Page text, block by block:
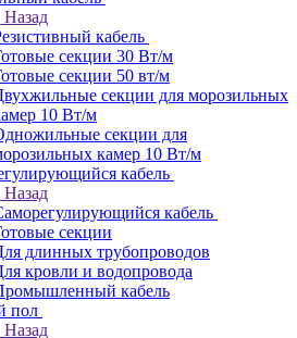
Назад
кабель
секции 30 Вт/м
секции 50 вт/м
секции для морозильных
10 Вт/м
секции для
камер 10 Вт/м
кабель
Назад
кабель
секции
длинных трубопроводов
кровли и водопровода
кабель
пол
Назад